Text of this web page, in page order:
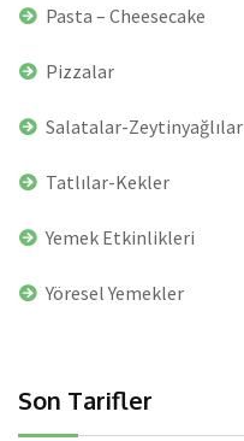
Pasta – Cheesecake
Pizzalar
Salatalar-Zeytinyağlılar
Tatlılar-Kekler
Yemek Etkinlikleri
Yöresel Yemekler
Son Tarifler